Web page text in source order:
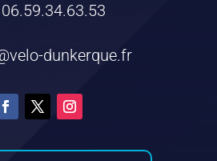
dunkerque.fr